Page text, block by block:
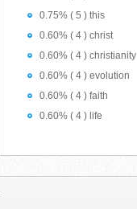
0.75% ( 5 ) this
0.60% ( 4 ) christ
0.60% ( 4 ) christianity
0.60% ( 4 ) evolution
0.60% ( 4 ) faith
0.60% ( 4 ) life